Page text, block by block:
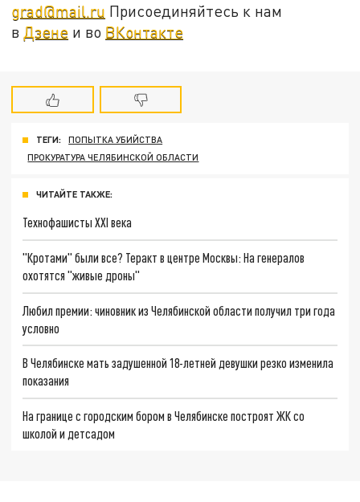
grad@mail.ru Присоединяйтесь к нам
в Дзене и во ВКонтакте
ТЕГИ:
ПОПЫТКА УБИЙСТВА
ПРОКУРАТУРА ЧЕЛЯБИНСКОЙ ОБЛАСТИ
ЧИТАЙТЕ ТАКЖЕ:
Технофашисты XXI века
"Кротами" были все? Теракт в центре Москвы: На генералов
охотятся "живые дроны"
Любил премии: чиновник из Челябинской области получил три года
условно
В Челябинске мать задушенной 18-летней девушки резко изменила
показания
На границе с городским бором в Челябинске построят ЖК со
школой и детсадом